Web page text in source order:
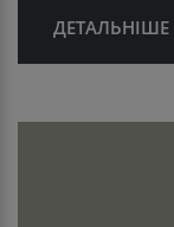
ДЕТАЛЬНІШЕ